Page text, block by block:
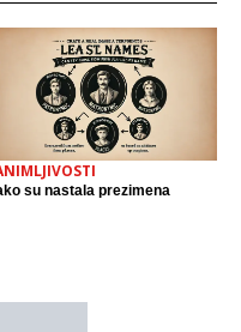
su nastala prezimena